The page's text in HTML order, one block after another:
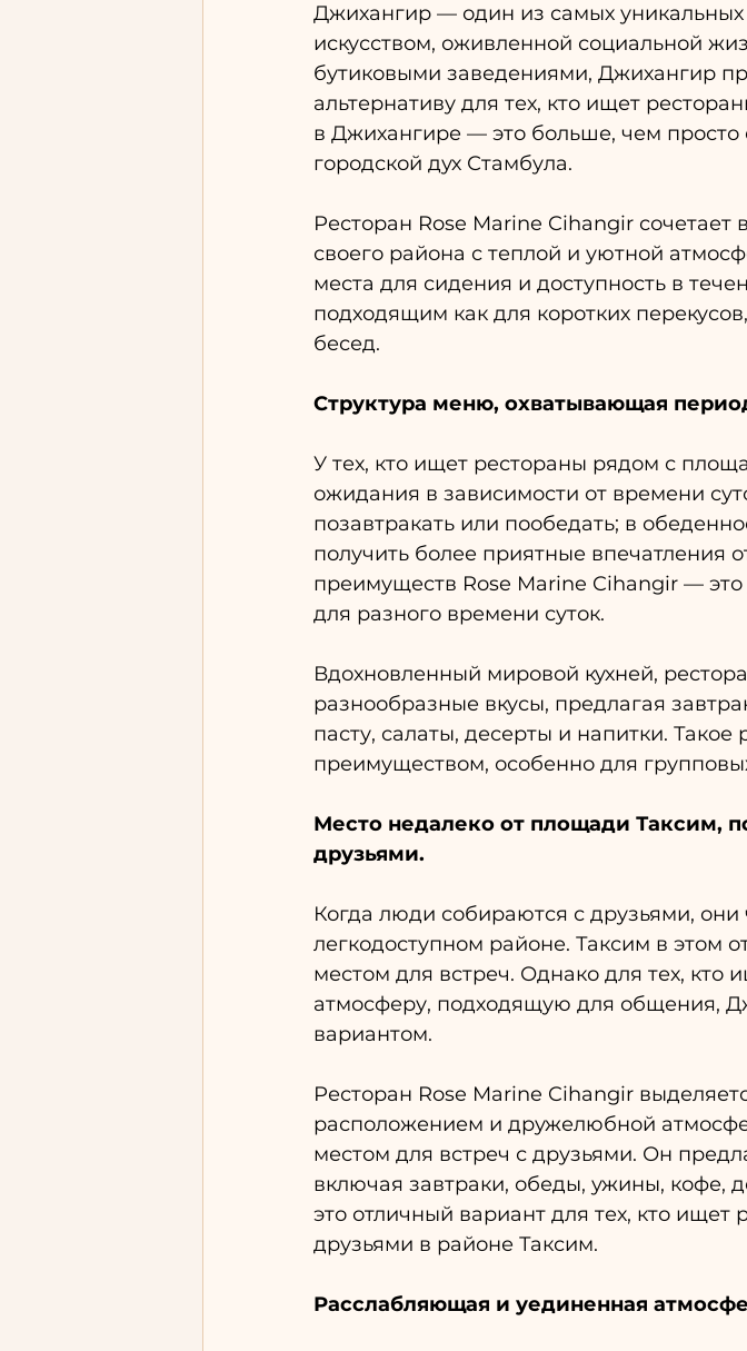
Джихангир — один из самых
искусством, оживленной социальной
бутиковыми заведениями, Джихангир
альтернативу для тех, кто ищет
в Джихангире — это больше, чем
городской дух Стамбула.
Ресторан Rose Marine Cihangir сочетает
своего района с теплой и уютной
места для сидения и доступность в
подходящим как для коротких
бесед.
Структура меню, охватывающая
У тех, кто ищет рестораны рядом с
ожидания в зависимости от времени
позавтракать или пообедать; в
получить более приятные впечатления
преимуществ Rose Marine Cihangir —
для разного времени суток.
Вдохновленный мировой кухней,
разнообразные вкусы, предлагая
пасту, салаты, десерты и напитки.
преимуществом, особенно для
Место недалеко от площади Таксим,
друзьями.
Когда люди собираются с друзьями,
легкодоступном районе. Таксим в этом
местом для встреч. Однако для тех,
атмосферу, подходящую для общения,
вариантом.
Ресторан Rose Marine Cihangir
расположением и дружелюбной
местом для встреч с друзьями. Он
включая завтраки, обеды, ужины, кофе,
это отличный вариант для тех, кто ищет
друзьями в районе Таксим.
Расслабляющая и уединенная